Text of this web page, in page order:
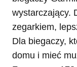
wystarczający.
zegarkiem,
Dla biegaczy,
domu i mieć